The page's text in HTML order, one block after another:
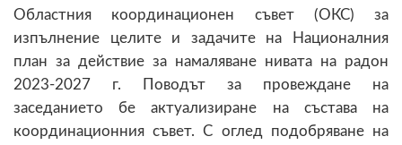
Областния координационен съвет (ОКС) за
изпълнение целите и задачите на Националния
план за действие за намаляване нивата на радон
2023-2027 г. Поводът за провеждане на
заседанието бе актуализиране на състава на
координационния съвет. С оглед подобряване на